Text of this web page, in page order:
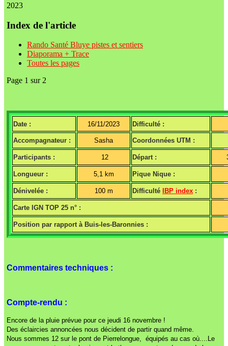
2023
Index de l'article
Rando Santé Bluye pistes et sentiers
Diaporama + Trace
Toutes les pages
Page 1 sur 2
Date : 16/11/2023 Difficulté :
Accompagnateur : Sasha Coordonnées UTM :
Participants : 12 Départ :
Longueur : 5,1 km Pique Nique :
Dénivelée : 100 m Difficulté IBP index :
Carte IGN TOP 25 n° :
Position par rapport à Buis-les-Baronnies :
Commentaires techniques :
Compte-rendu :
Encore de la pluie prévue pour ce jeudi 16 novembre !
Des éclaircies annoncées nous décident de partir quand même.
Nous sommes 12 sur le pont de Pierrelongue, équipés au cas où....Le